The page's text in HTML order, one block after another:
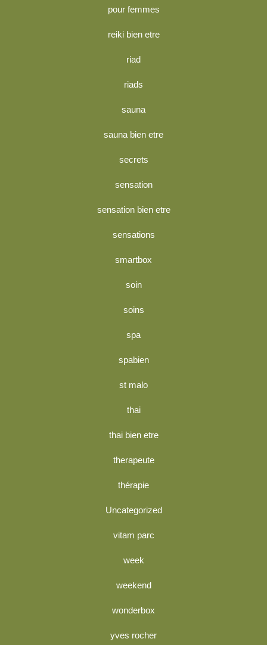
pour femmes
reiki bien etre
riad
riads
sauna
sauna bien etre
secrets
sensation
sensation bien etre
sensations
smartbox
soin
soins
spa
spabien
st malo
thai
thai bien etre
therapeute
thérapie
Uncategorized
vitam parc
week
weekend
wonderbox
yves rocher